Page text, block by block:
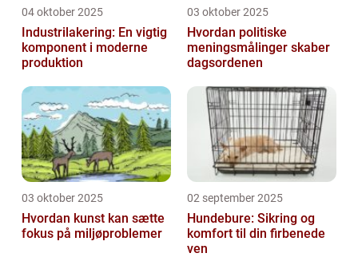
04 oktober 2025
Industrilakering: En vigtig
komponent i moderne
produktion
03 oktober 2025
Hvordan politiske
meningsmålinger skaber
dagsordenen
03 oktober 2025
Hvordan kunst kan sætte
fokus på miljøproblemer
02 september 2025
Hundebure: Sikring og
komfort til din firbenede
ven